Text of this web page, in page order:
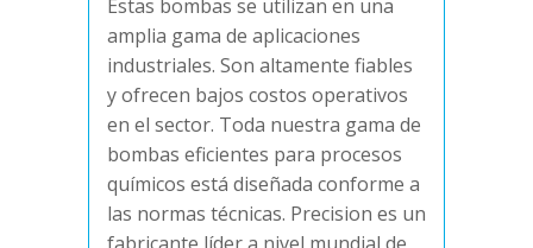
Estas bombas se utilizan en una
amplia gama de aplicaciones
industriales. Son altamente fiables
y ofrecen bajos costos operativos
en el sector. Toda nuestra gama de
bombas eficientes para procesos
químicos está diseñada conforme a
las normas técnicas. Precision es un